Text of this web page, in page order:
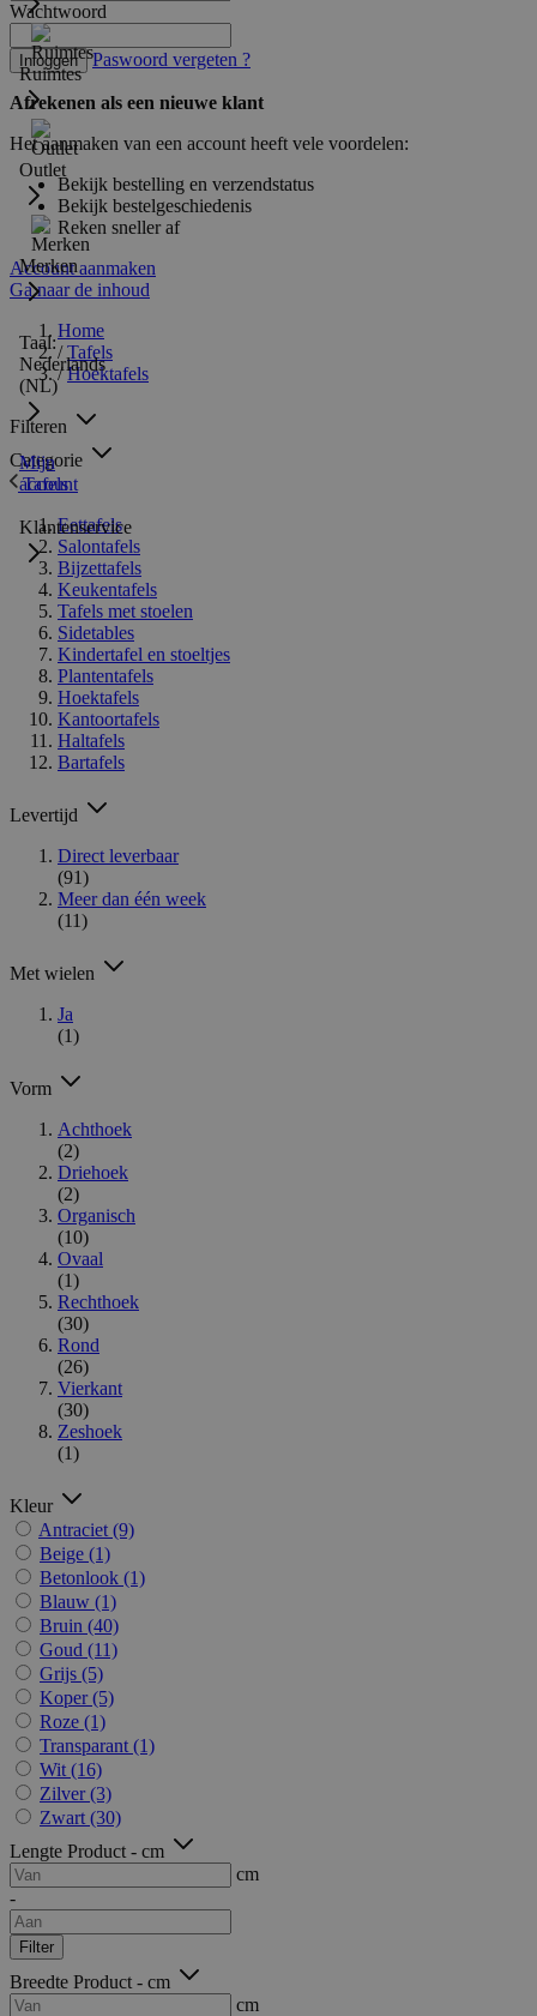
Ruimtes
Outlet
Merken
Taal:
Nederlands
(NL)
Mijn
account
Klantenservice
Wachtwoord
Inloggen Paswoord vergeten ?
Afrekenen als een nieuwe klant
Het aanmaken van een account heeft vele voordelen:
Bekijk bestelling en verzendstatus
Bekijk bestelgeschiedenis
Reken sneller af
Account aanmaken
Ga naar de inhoud
Home
/ Tafels
/ Hoektafels
Filteren
Categorie
Tafels
Eettafels
Salontafels
Bijzettafels
Keukentafels
Tafels met stoelen
Sidetables
Kindertafel en stoeltjes
Plantentafels
Hoektafels
Kantoortafels
Haltafels
Bartafels
Levertijd
Direct leverbaar
(91)
Meer dan één week
(11)
Met wielen
Ja
(1)
Vorm
Achthoek
(2)
Driehoek
(2)
Organisch
(10)
Ovaal
(1)
Rechthoek
(30)
Rond
(26)
Vierkant
(30)
Zeshoek
(1)
Kleur
Antraciet (9)
Beige (1)
Betonlook (1)
Blauw (1)
Bruin (40)
Goud (11)
Grijs (5)
Koper (5)
Roze (1)
Transparant (1)
Wit (16)
Zilver (3)
Zwart (30)
Lengte Product - cm
cm
-
Filter
Breedte Product - cm
cm